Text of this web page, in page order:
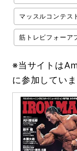
マッスルコンテス
筋トレビフォーア
※当サイトは
に参加してい